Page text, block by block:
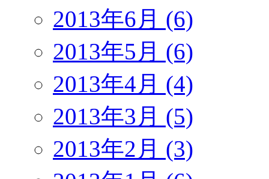
2013年6月 (6)
2013年5月 (6)
2013年4月 (4)
2013年3月 (5)
2013年2月 (3)